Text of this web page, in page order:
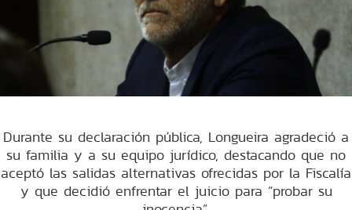
Durante su declaración pública, Longueira agradeció a
su familia y a su equipo jurídico, destacando que no
aceptó las salidas alternativas ofrecidas por la Fiscalía
y que decidió enfrentar el juicio para “probar su